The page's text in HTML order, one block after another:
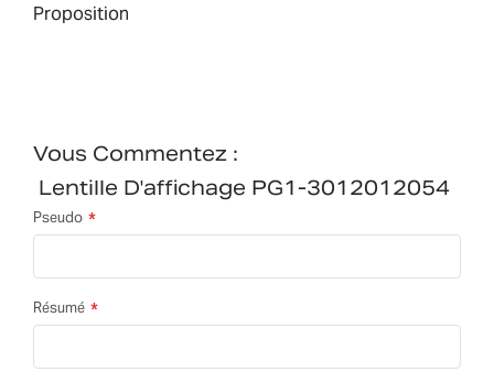
Proposition
Vous Commentez :
Lentille D'affichage PG1-3012012054
Pseudo
Résumé